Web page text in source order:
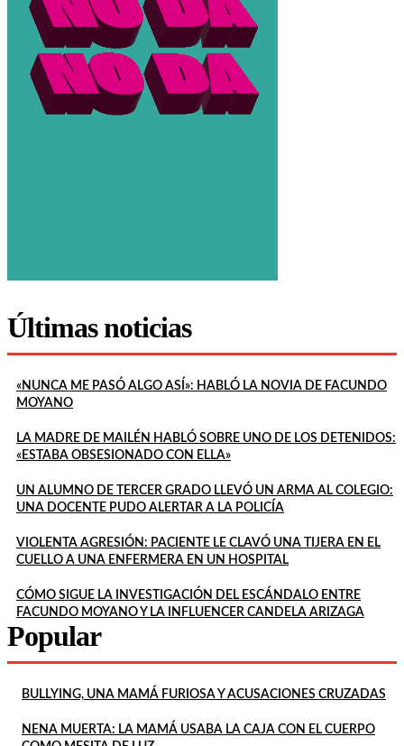
Últimas noticias
«NUNCA ME PASÓ ALGO ASÍ»: HABLÓ LA NOVIA DE FACUNDO
MOYANO
LA MADRE DE MAILÉN HABLÓ SOBRE UNO DE LOS DETENIDOS:
«ESTABA OBSESIONADO CON ELLA»
UN ALUMNO DE TERCER GRADO LLEVÓ UN ARMA AL COLEGIO:
UNA DOCENTE PUDO ALERTAR A LA POLICÍA
VIOLENTA AGRESIÓN: PACIENTE LE CLAVÓ UNA TIJERA EN EL
CUELLO A UNA ENFERMERA EN UN HOSPITAL
CÓMO SIGUE LA INVESTIGACIÓN DEL ESCÁNDALO ENTRE
FACUNDO MOYANO Y LA INFLUENCER CANDELA ARIZAGA
Popular
BULLYING, UNA MAMÁ FURIOSA Y ACUSACIONES CRUZADAS
NENA MUERTA: LA MAMÁ USABA LA CAJA CON EL CUERPO